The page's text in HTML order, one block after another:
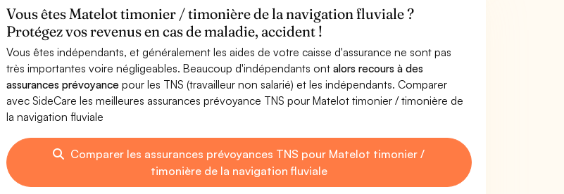
Vous êtes Matelot timonier / timonière de la navigation fluviale ?
Protégez vos revenus en cas de maladie, accident !
Vous êtes indépendants, et généralement les aides de votre caisse d'assurance ne sont pas
très importantes voire négligeables. Beaucoup d'indépendants ont alors recours à des
assurances prévoyancepour les TNS (travailleur non salarié) et les indépendants. Comparer
avec SideCare les meilleures assurances prévoyance TNS pour Matelot timonier / timonière de
la navigation fluviale
Comparer les assurances prévoyances TNS pour Matelot timonier /
timonière de la navigation fluviale